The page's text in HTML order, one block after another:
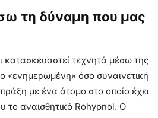
τη δύναμη που μας
κατασκευαστεί τεχνητά μέσω της
«ενημερωμένη» όσο συναινετική
με ένα άτομο στο οποίο έχει
το αναισθητικό Rohypnol. Ο